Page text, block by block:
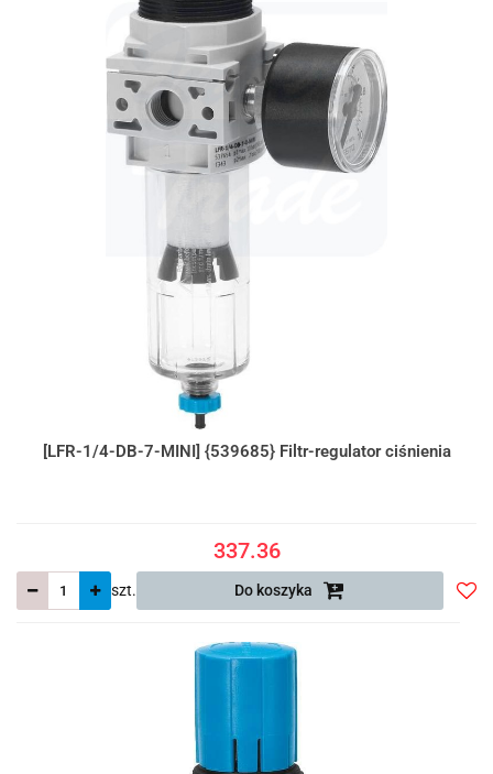
[LFR-1/4-DB-7-MINI] {539685} Filtr-regulator ciśnienia
337.36
szt. Do koszyka